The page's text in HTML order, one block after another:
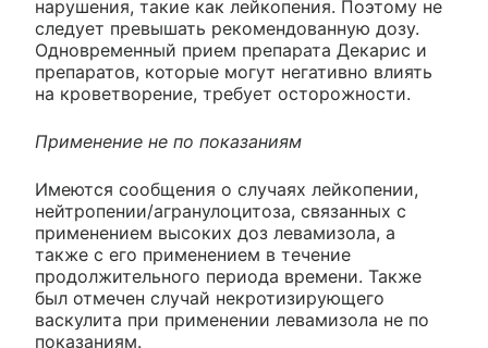
нарушения, такие как лейкопения. Поэтому не
следует превышать рекомендованную дозу.
Одновременный прием препарата Декарис и
препаратов, которые могут негативно влиять
на кроветворение, требует осторожности.
Применение не по показаниям
Имеются сообщения о случаях лейкопении,
нейтропении/агранулоцитоза, связанных с
применением высоких доз левамизола, а
также с его применением в течение
продолжительного периода времени. Также
был отмечен случай некротизирующего
васкулита при применении левамизола не по
показаниям.